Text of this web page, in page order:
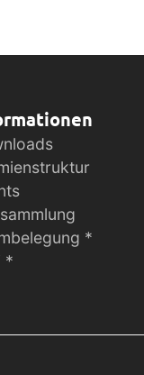
*
*